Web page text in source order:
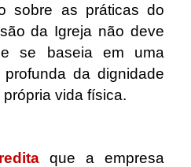
sobre as práticas do
da Igreja não deve
se baseia em uma
da dignidade
vida física.
que a empresa